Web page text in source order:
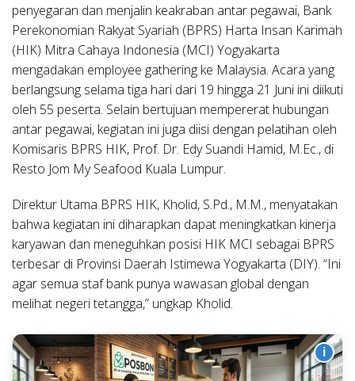
penyegaran dan menjalin keakraban antar pegawai, Bank
Perekonomian Rakyat Syariah (BPRS) Harta Insan Karimah
(HIK) Mitra Cahaya Indonesia (MCI) Yogyakarta
mengadakan employee gathering ke Malaysia. Acara yang
berlangsung selama tiga hari dari 19 hingga 21 Juni ini diikuti
oleh 55 peserta. Selain bertujuan mempererat hubungan
antar pegawai, kegiatan ini juga diisi dengan pelatihan oleh
Komisaris BPRS HIK, Prof. Dr. Edy Suandi Hamid, M.Ec., di
Resto Jom My Seafood Kuala Lumpur.
Direktur Utama BPRS HIK, Kholid, S.Pd., M.M., menyatakan
bahwa kegiatan ini diharapkan dapat meningkatkan kinerja
karyawan dan meneguhkan posisi HIK MCI sebagai BPRS
terbesar di Provinsi Daerah Istimewa Yogyakarta (DIY). “Ini
agar semua staf bank punya wawasan global dengan
melihat negeri tetangga,” ungkap Kholid.
i